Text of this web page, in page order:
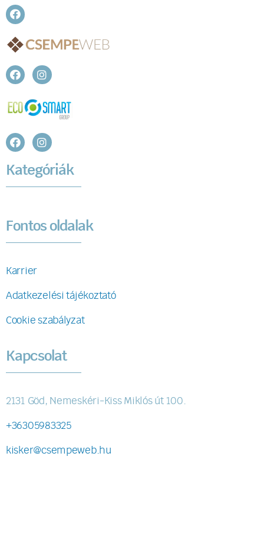
Kategóriák
Fontos oldalak
Karrier
Adatkezelési tájékoztató
Cookie szabályzat
Kapcsolat
2131 Göd, Nemeskéri-Kiss Miklós út 100.
+36305983325
kisker@csempeweb.hu